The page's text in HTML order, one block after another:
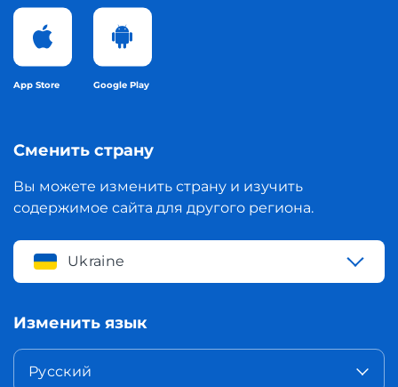
App Store Google Play
Сменить страну
Вы можете изменить страну и изучить
содержимое сайта для другого региона.
Ukraine
Изменить язык
Русский